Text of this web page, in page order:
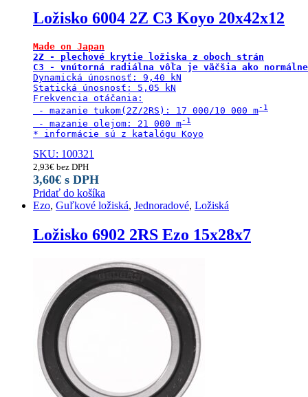
Ložisko 6004 2Z C3 Koyo 20x42x12
Made on Japan
2Z - plechové krytie ložiska z oboch strán
C3 - vnútorná radiálna vôľa je väčšia ako normálne
Dynamická únosnosť: 9,40 kN
Statická únosnosť: 5,05 kN
Frekvencia otáčania:
- mazanie tukom(2Z/2RS): 17 000/10 000 m
- mazanie olejom: 21 000 m
* informácie sú z katalógu Koyo
SKU: 100321
2,93€ bez DPH
3,60€ s DPH
Pridať do košíka
Ezo, Guľkové ložiská, Jednoradové, Ložiská
Ložisko 6902 2RS Ezo 15x28x7